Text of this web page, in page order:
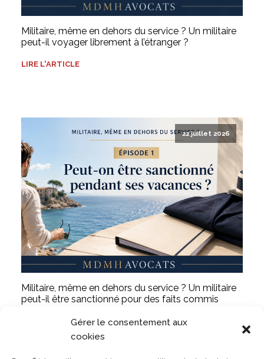
Gérer le consentement aux
cookies
Militaire, même en dehors du service ? Un militaire
peut-il voyager librement à l’étranger ?
LIRE L'ARTICLE
22 juillet 2026
Militaire, même en dehors du service ? Un militaire
peut-il être sanctionné pour des faits commis